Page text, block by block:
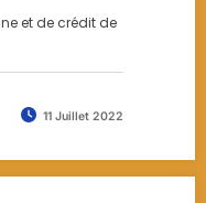
et de crédit de
11 Juillet 2022